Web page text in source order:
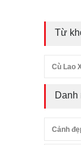
Từ
Cù Lao
Danh
Cảnh